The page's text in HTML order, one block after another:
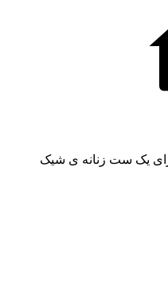
یک ست زنانه ی شیک